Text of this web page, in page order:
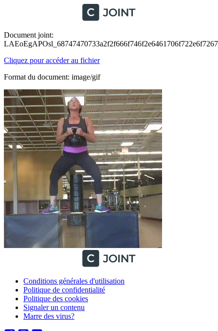
Document joint:
Cliquez pour accéder au fichier
Format du document: image/gif
Conditions générales d'utilisation
Politique de confidentialité
Politique des cookies
Signaler un contenu
Marre des virus?